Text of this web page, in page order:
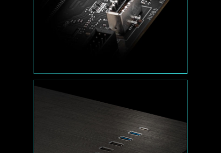
SOYEZ EN TOUTE SÉCURITÉ
AVEC NORTON 360
de votre vie privée en ligne incluant Secure
VPN, ainsi que le service Dark Web Monitoring,
voilà tout ce que vous aurez dans une seule
solution. Avec les cartes mères MSI, vous
profitez d'un mois d'abonnement gratuit à la
solution antivirus Norton 360 Deluxe.